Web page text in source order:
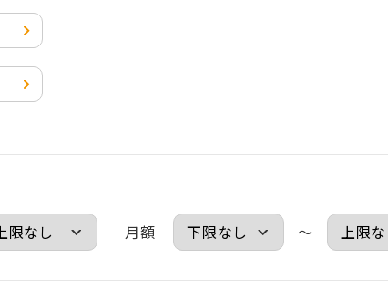
月額 ～